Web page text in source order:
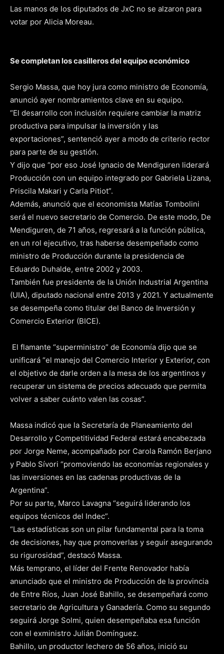
Las manos de los diputados de JxC no se alzaron para
votar por Alicia Moreau.
Se completan los casilleros del equipo económico
Sergio Massa, que hoy jura como ministro de Economía,
anunció ayer nombramientos clave en su equipo.
“El desarrollo con inclusión requiere cambiar la matriz
productiva para impulsar la inversión y las
exportaciones”, sentenció ayer a modo de criterio rector
para parte de su gestión.
Y dijo que “por eso José Ignacio de Mendiguren liderará
Producción con un equipo integrado por Gabriela Lizana,
Priscila Makari y Carla Pitiot”.
Además, anunció que el economista Matías Tombolini
será el nuevo secretario de Comercio. De este modo, De
Mendiguren, de 71 años, regresará a la función pública,
en un rol ejecutivo, tras haberse desempeñado como
ministro de Producción durante la presidencia de
Eduardo Duhalde, entre 2002 y 2003.
También fue presidente de la Unión Industrial Argentina
(UIA), diputado nacional entre 2013 y 2021. Y actualmente
se desempeña como titular del Banco de Inversión y
Comercio Exterior (BICE).
El flamante “superministro” de Economía dijo que se
unificará “el manejo del Comercio Interior y Exterior, con
el objetivo de darle orden a la mesa de los argentinos y
recuperar un sistema de precios adecuado que permita
volver a saber cuánto valen las cosas”.
Massa indicó que la Secretaría de Planeamiento del
Desarrollo y Competitividad Federal estará encabezada
por Jorge Neme, acompañado por Carola Ramón Berjano
y Pablo Sívori “promoviendo las economías regionales y
las inversiones en las cadenas productivas de la
Argentina”.
Por su parte, Marco Lavagna “seguirá liderando los
equipos técnicos del Indec”.
“Las estadísticas son un pilar fundamental para la toma
de decisiones, hay que promoverlas y seguir asegurando
su rigurosidad”, destacó Massa.
Más temprano, el líder del Frente Renovador había
anunciado que el ministro de Producción de la provincia
de Entre Ríos, Juan José Bahillo, se desempeñará como
secretario de Agricultura y Ganadería. Como su segundo
seguirá Jorge Solmi, quien desempeñaba esa función
con el exministro Julián Domínguez.
Bahillo, un productor lechero de 56 años, inició su